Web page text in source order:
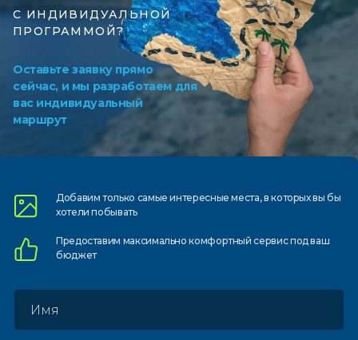
С ИНДИВИДУАЛЬНОЙ
ПРОГРАММОЙ?
Оставьте заявку прямо
сейчас, и мы разработаем для
вас индивидуальный
маршрут
Добавим только самыеинтересные места, в которыхвы бы
хотели побывать
Предоставим максимально комфортныйсервис под ваш
бюджет